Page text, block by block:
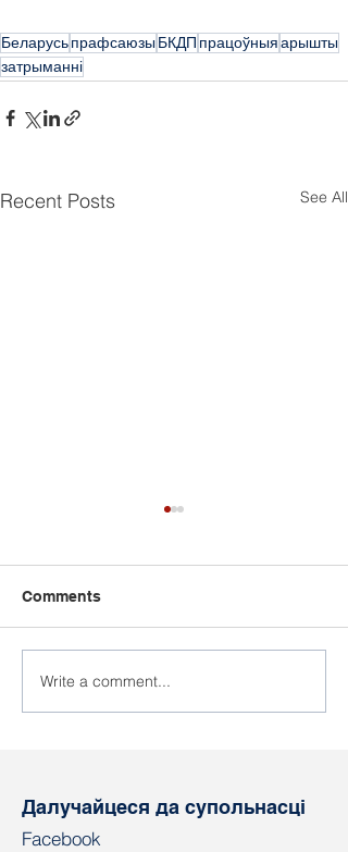
БеларусьпрафсаюзыБКДП працоўныяарышты
затрыманні
Recent Posts See All
Абавязковае
размеркаванне
прымусовая праца?
Comments
Write a comment...
Далучайцеся да супольнасці
Facebook